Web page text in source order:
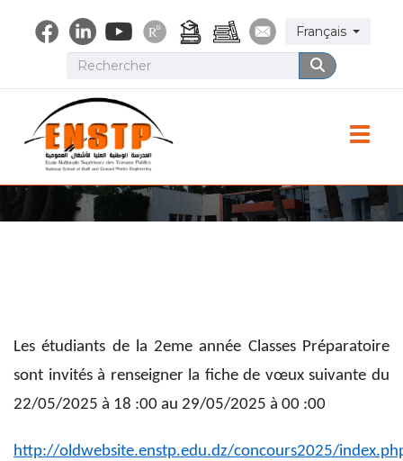
Select your
Français
Rechercher
Les étudiants de la 2eme année Classes Préparatoire
sont invités à renseigner la fiche de vœux suivante du
22/05/2025 à 18 :00 au 29/05/2025 à 00 :00
http://oldwebsite.enstp.edu.dz/concours2025/